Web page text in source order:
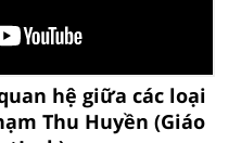
hệ giữa các loại
Thu Huyền (Giáo